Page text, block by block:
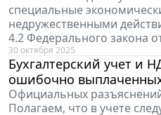
специальные
недружественными
4.2 Федерального закона
30 октября 2025
Бухгалтерский учет и
ошибочно
Официальных
Полагаем, что в учете